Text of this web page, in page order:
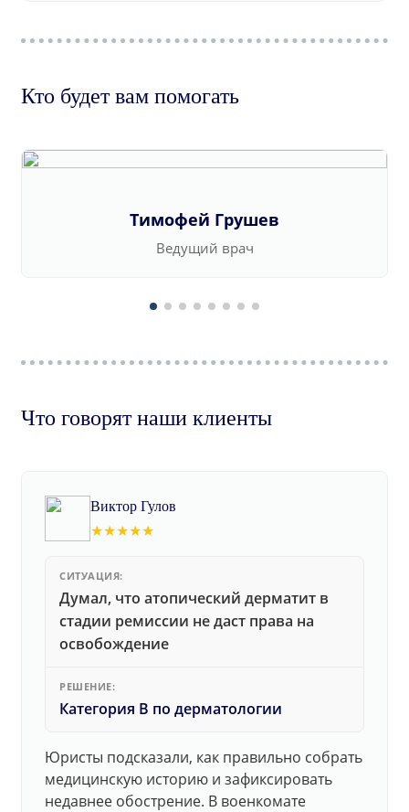
Кто будет вам помогать
Тимофей Грушев
Ведущий врач
Что говорят наши клиенты
Виктор Гулов
★★★★★
СИТУАЦИЯ:
Думал, что атопический дерматит в
стадии ремиссии не даст права на
освобождение
РЕШЕНИЕ:
Категория В по дерматологии
Юристы подсказали, как правильно собрать
медицинскую историю и зафиксировать
недавнее обострение. В военкомате